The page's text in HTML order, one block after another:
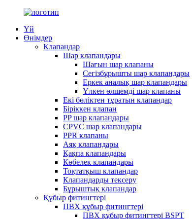
Үй
Өнімдер
Клапандар
Шар клапандары
Шағын шар клапаны
Сегізбұрышты шар клапандары
Еркек аналық шар клапандары
Үлкен өлшемді шар клапаны
Екі бөліктен тұратын клапандар
Біріккен клапан
PP шар клапандары
CPVC шар клапандары
PPR клапаны
Аяқ клапандары
Қақпа клапандары
Көбелек клапандары
Тоқтатқыш клапандар
Клапандарды тексеру
Бұрыштық клапандар
Құбыр фитингтері
ПВХ құбыр фитингтері
ПВХ құбыр фитингтері BSPT